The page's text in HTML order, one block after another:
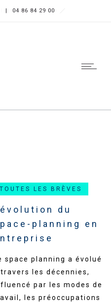
| 04 86 84 29 00
TOUTES LES BRÈVES
du
planning en
space planning a évolué
les décennies,
par les modes de
les préoccupations